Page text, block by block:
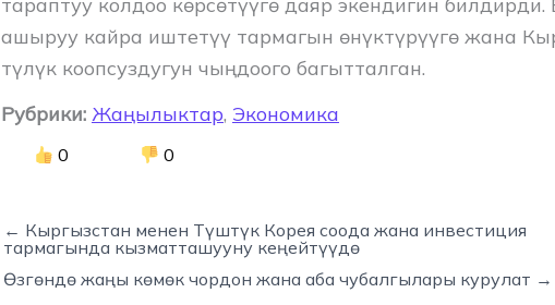
ашыруу кайра иштетүү тармагын өнүктүрүүгө жана
түлүк коопсуздугун чыңдоого багытталган.
Рубрики: Жаңылыктар, Экономика
0 0
← Кыргызстан менен Түштүк Корея соода жана инвестиция
тармагында кызматташууну кеңейтүүдө
Өзгөндө жаңы көмөк чордон жана аба чубалгылары курулат →